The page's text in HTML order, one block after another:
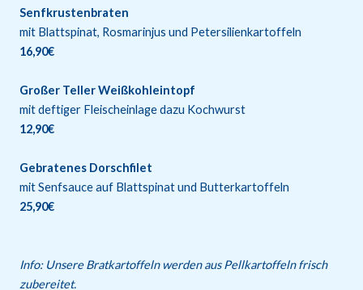
Senfkrustenbraten
mit Blattspinat, Rosmarinjus und Petersilienkartoffeln
16,90€
Großer Teller Weißkohleintopf
mit deftiger Fleischeinlage dazu Kochwurst
12,90€
Gebratenes Dorschfilet
mit Senfsauce auf Blattspinat und Butterkartoffeln
25,90€
Info: Unsere Bratkartoffeln werden aus Pellkartoffeln frisch
zubereitet.